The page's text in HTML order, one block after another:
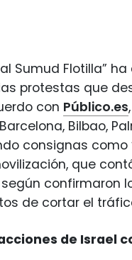
Sumud Flotilla”
protestas que
con Público.es
Bilbao,
consignas como
que
según confirmaron
de cortar el
de Israel